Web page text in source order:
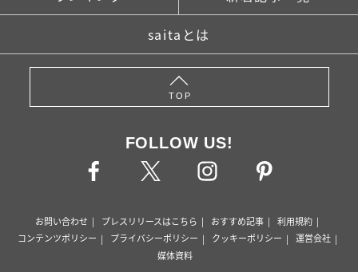
saitaとは
TOP
FOLLOW US!
お問い合わせ プレスリリースはこちら おすすめ記事
利用規約
コンテンツポリシー
プライバシーポリシー クッキーポリシー
運営会社
媒体資料